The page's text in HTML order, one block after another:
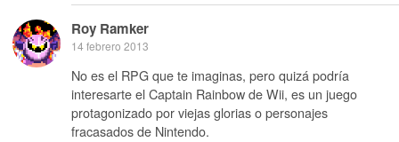
Roy Ramker
14 febrero 2013
No es el RPG que te imaginas, pero quizá podría
interesarte el Captain Rainbow de Wii, es un juego
protagonizado por viejas glorias o personajes
fracasados de Nintendo.